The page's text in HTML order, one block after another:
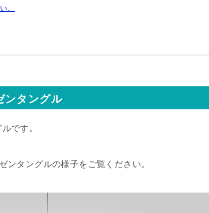
。
ンタングル
です。
ンタングルの様子をご覧ください。